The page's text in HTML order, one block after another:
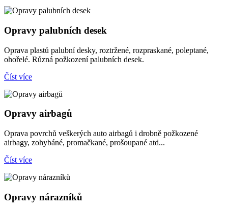
Opravy palubních desek
Oprava plastů palubní desky, roztržené, rozpraskané, poleptané,
ohořelé. Různá požkození palubních desek.
Číst více
Opravy airbagů
Oprava povrchů veškerých auto airbagů i drobně požkozené
airbagy, zohybáné, promačkané, prošoupané atd...
Číst více
Opravy nárazníků